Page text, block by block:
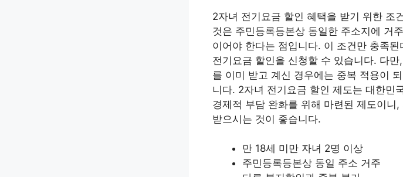
2자녀 전기요금 할인 혜택을 받기 위한 조
것은 주민등록등본상 동일한 주소지에 거
이어야 한다는 점입니다. 이 조건만 충족
전기요금 할인을 신청할 수 있습니다. 다
를 이미 받고 계신 경우에는 중복 적용이
니다. 2자녀 전기요금 할인 제도는 대한민
경제적 부담 완화를 위해 마련된 제도이니
받으시는 것이 좋습니다.
만 18세 미만 자녀 2명 이상
주민등록등본상 동일 주소 거주